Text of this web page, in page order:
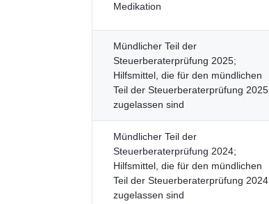
Medikation
Mündlicher Teil der
Steuerberaterprüfung 2025;
Hilfsmittel, die für den mündlichen
Teil der Steuerberaterprüfung 2025
zugelassen sind
Mündlicher Teil der
Steuerberaterprüfung 2024;
Hilfsmittel, die für den mündlichen
Teil der Steuerberaterprüfung 2024
zugelassen sind